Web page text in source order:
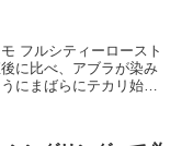
フルシティーロースト
にまばらにテカリ始め